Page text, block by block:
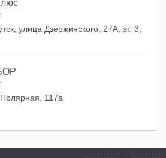
улица Дзержинского, 27А, эт. 3,
Полярная, 117а